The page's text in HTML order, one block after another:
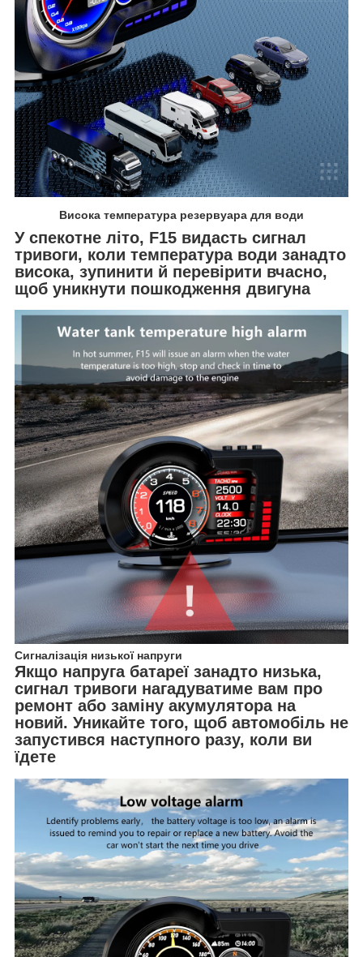
Висока температура резервуара для води
У спекотне літо, F15 видасть сигнал
тривоги, коли температура води занадто
висока, зупинити й перевірити вчасно,
щоб уникнути пошкодження двигуна
Сигналізація низької напруги
Якщо напруга батареї занадто низька,
сигнал тривоги нагадуватиме вам про
ремонт або заміну акумулятора на
новий. Уникайте того, щоб автомобіль не
запустився наступного разу, коли ви
їдете